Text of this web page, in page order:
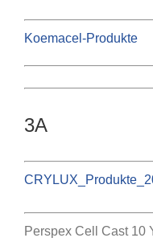
Koemacel-Produkte
3A
Perspex Cell Cast 10